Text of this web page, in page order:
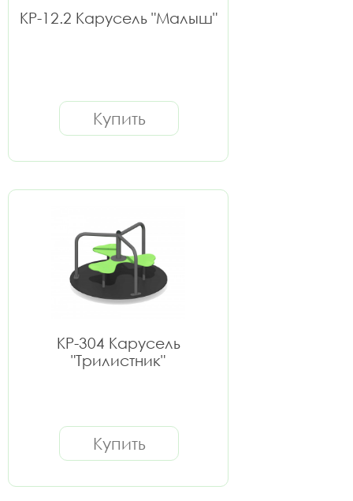
КР-12.2 Карусель "Малыш"
Купить
КР-304 Карусель
"Трилистник"
Купить